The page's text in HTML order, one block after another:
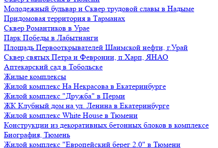
Молодежный бульвар и Сквер трудовой славы в Надыме
Придомовая территория в Тарманах
Сквер Романтиков в Урае
Парк Победы в Лабытнанги
Площадь Первооткрывателей Шаимской нефти, г.Урай
Сквер святых Петра и Февронии, п.Харп, ЯНАО
Аптекарский сад в Тобольске
Жилые комплексы
Жилой комплекс На Некрасова в Екатеринбурге
Жилой комплекс "Дружба" в Перми
ЖК Клубный дом на ул. Ленина в Екатеринбурге
Жилой комплекс White House в Тюмени
Конструкции из декоративных бетонных блоков в комплексе
Биография, Тюмень
Жилой комплекс "Европейский берег 2.0" в Тюмени